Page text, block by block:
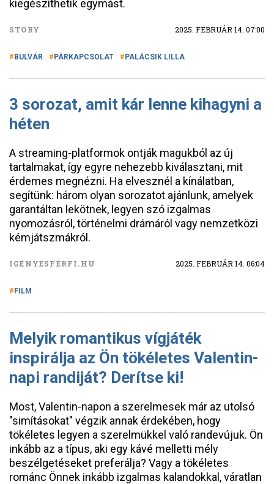
kiegészíthetik egymást.
STORY 2025. FEBRUÁR 14. 07:00
BULVÁR PÁRKAPCSOLAT PALÁCSIK LILLA
3 sorozat, amit kár lenne kihagyni a
héten
A streaming-platformok ontják magukból az új
tartalmakat, így egyre nehezebb kiválasztani, mit
érdemes megnézni. Ha elvesznél a kínálatban,
segítünk: három olyan sorozatot ajánlunk, amelyek
garantáltan lekötnek, legyen szó izgalmas
nyomozásról, történelmi drámáról vagy nemzetközi
kémjátszmákról.
IGÉNYESFÉRFI.HU 2025. FEBRUÁR 14. 06:04
FILM
Melyik romantikus vígjáték
inspirálja az Ön tökéletes Valentin-
napi randiját? Derítse ki!
Most, Valentin-napon a szerelmesek már az utolsó
"simításokat" végzik annak érdekében, hogy
tökéletes legyen a szerelmükkel való randevújuk. Ön
inkább az a típus, aki egy kávé melletti mély
beszélgetéseket preferálja? Vagy a tökéletes
románc Önnek inkább izgalmas kalandokkal, váratlan